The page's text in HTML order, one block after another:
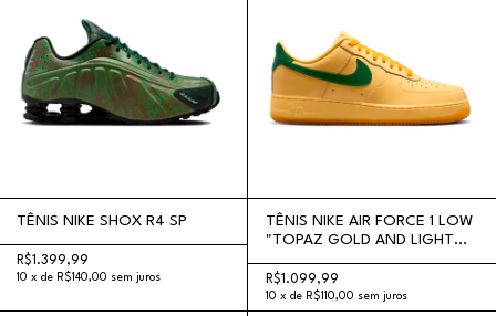
TÊNIS NIKE SHOX R4 SP
R$1.399,99
10 x de R$140,00 sem juros
TÊNIS NIKE AIR FORCE 1 LOW
"TOPAZ GOLD AND LIGHT
R$1.099,99
10 x de R$110,00 sem juros